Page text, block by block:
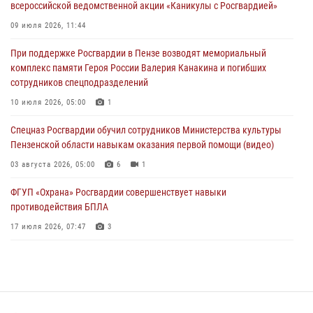
В Пензе сотрудники Росгвардии задержали мужчину, который
дома
03 августа 2026, 05:59
Росгвардейцы Пензенской области отмечают 35-летие дежурной
03 августа 2026, 05:15
всероссийской ведомственной акции «Каникулы с Росгвардией»
09 июля 2026, 11:44
При поддержке Росгвардии в Пензе возводят мемориальный
комплекс памяти Героя России Валерия Канакина и погибших
сотрудников спецподразделений
10 июля 2026, 05:00 1
Спецназ Росгвардии обучил сотрудников Министерства культуры
Пензенской области навыкам оказания первой помощи (видео)
03 августа 2026, 05:00 6 1
ФГУП «Охрана» Росгвардии совершенствует навыки
противодействия БПЛА
17 июля 2026, 07:47 3